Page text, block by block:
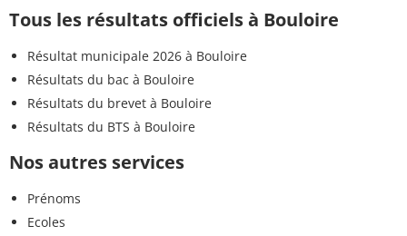
Tous les résultats officiels à Bouloire
Résultat municipale 2026 à Bouloire
Résultats du bac à Bouloire
Résultats du brevet à Bouloire
Résultats du BTS à Bouloire
Nos autres services
Prénoms
Ecoles